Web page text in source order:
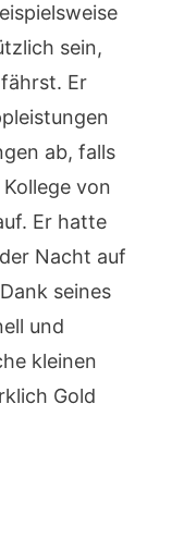
sein,
Er
ab, falls
von
Er hatte
Nacht auf
seines
und
kleinen
Gold